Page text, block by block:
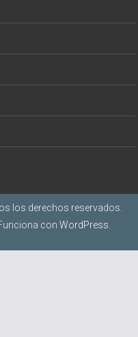
los derechos reservados.
con WordPress